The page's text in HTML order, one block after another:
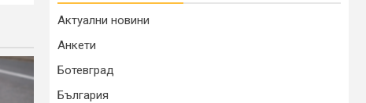
Актуални новини
Анкети
Ботевград
България